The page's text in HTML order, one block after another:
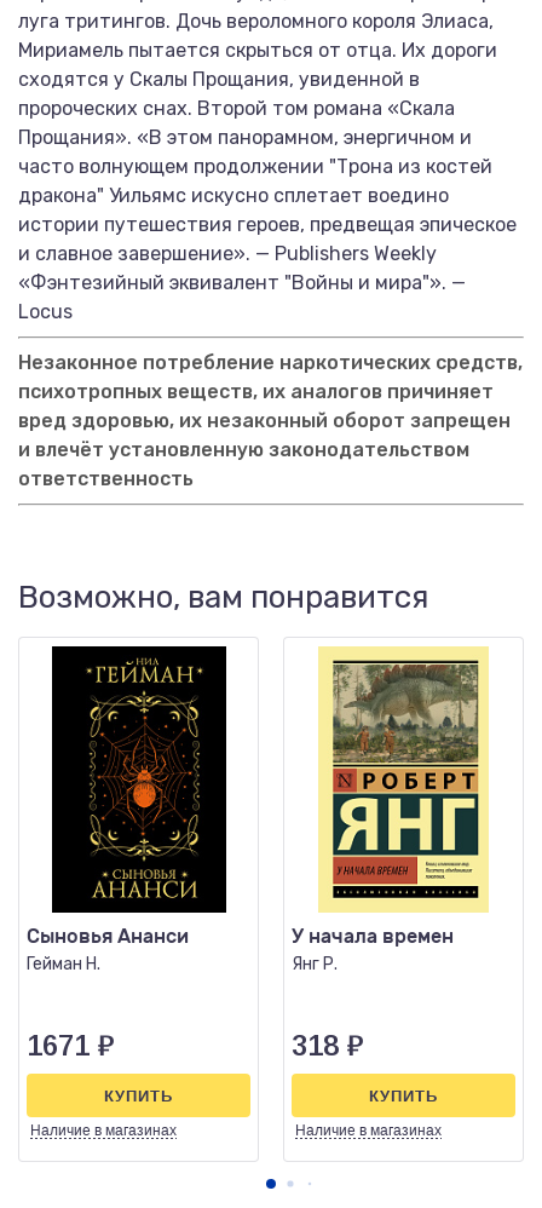
луга тритингов. Дочь вероломного короля Элиаса,
Мириамель пытается скрыться от отца. Их дороги
сходятся у Скалы Прощания, увиденной в
пророческих снах. Второй том романа «Скала
Прощания». «В этом панорамном, энергичном и
часто волнующем продолжении "Трона из костей
дракона" Уильямс искусно сплетает воедино
истории путешествия героев, предвещая эпическое
и славное завершение». — Publishers Weekly
«Фэнтезийный эквивалент "Войны и мира"». —
Locus
Незаконное потребление наркотических средств,
психотропных веществ, их аналогов причиняет
вред здоровью, их незаконный оборот запрещен
и влечёт установленную законодательством
ответственность
Возможно, вам понравится
Сыновья Ананси
Гейман Н.
1671 ₽
Наличие в магазинах
КУПИТЬ
У начала времен
Янг Р.
318 ₽
Наличие в магазинах
КУПИТЬ